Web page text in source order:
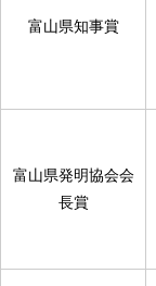
富山県知事賞
富山県発明協会会
長賞